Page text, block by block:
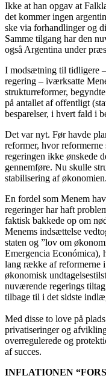
Ikke at han opgav at
det kommer ingen
ske via forhandlinger og
Samme tilgang har den
også Argentina under
I modsætning til tidligere
regering – iværksatte
strukturreformer,
på antallet af offentligt
besparelser, i hvert fald i
Det var nyt. Før havde
reformer, hvor
regeringen ikke ønskede
gennemføre. Nu skulle
stabilisering af økonomien.
En fordel som Menem
regeringer har haft
faktisk bakkede op om
Menems indsættelse
staten og ”lov om
Emergencia Económica),
lang række af reformerne
økonomisk
nuværende regerings
tilbage til i det sidste
Med disse to love på
privatiseringer og
overregulerede og
af succes.
INFLATIONEN